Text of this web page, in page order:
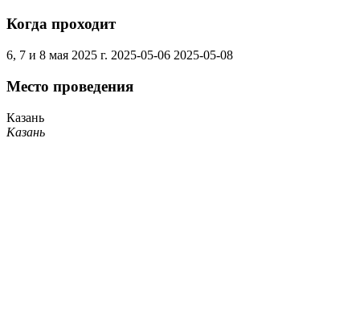
Когда проходит
6, 7 и 8 мая 2025 г. 2025-05-06 2025-05-08
Место проведения
Казань
Казань